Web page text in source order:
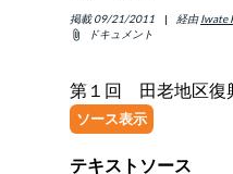
ENGLISH
掲載 09/21/2011 経由 Iwate
attach_file
ドキュメント
第１回 田老地区復
ソース表示
テキストソース